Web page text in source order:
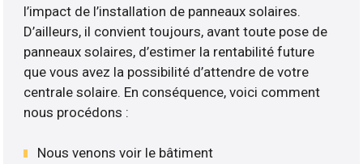
l’impact de l’installation de panneaux solaires.
D’ailleurs, il convient toujours, avant toute pose de
panneaux solaires, d’estimer la rentabilité future
que vous avez la possibilité d’attendre de votre
centrale solaire. En conséquence, voici comment
nous procédons :
Nous venons voir le bâtiment